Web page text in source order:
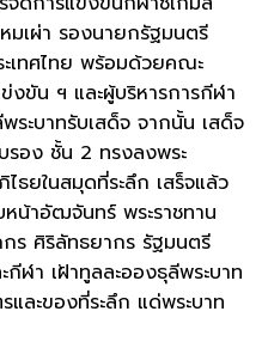
เผ่า รองนายกรัฐมนตรี
ะเทศไทย พร้อมด้วยคณะ
ขัน ฯ และผู้บริหารการกีฬา
ระบาทรับเสด็จ จากนั้น เสด็จ
รอง ชั้น 2 ทรงลงพระ
ธยในสมุดที่ระลึก เสร็จแล้ว
หน้าอัฒจันทร์ พระราชทาน
กร ศิริลัทธยากร รัฐมนตรี
กีฬา เฝ้าทูลละอองธุลีพระบาท
ละของที่ระลึก แด่พระบาท